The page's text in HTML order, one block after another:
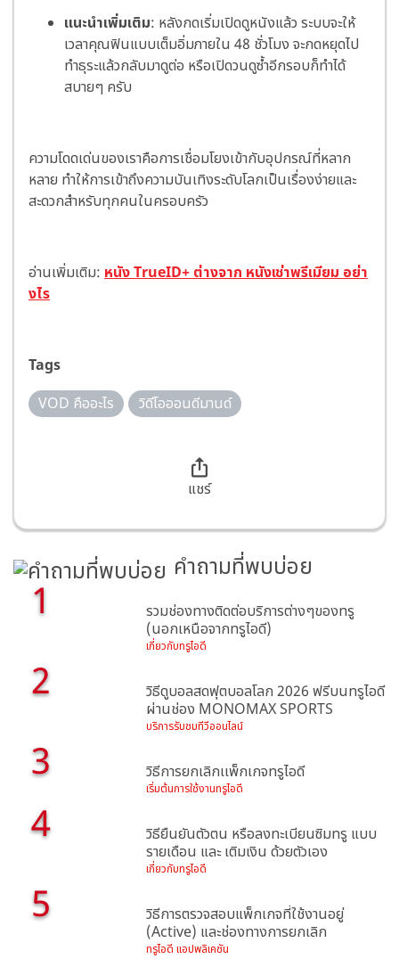
แนะนำเพิ่มเติม: หลังกดเริ่มเปิดดูหนังแล้ว ระบบจะให้
เวลาคุณฟินแบบเต็มอิ่มภายใน 48 ชั่วโมง จะกดหยุดไป
ทำธุระแล้วกลับมาดูต่อ หรือเปิดวนดูซ้ำอีกรอบก็ทำได้
สบายๆ ครับ
ความโดดเด่นของเราคือการเชื่อมโยงเข้ากับอุปกรณ์ที่หลาก
หลาย ทำให้การเข้าถึงความบันเทิงระดับโลกเป็นเรื่องง่ายและ
สะดวกสำหรับทุกคนในครอบครัว
อ่านเพิ่มเติม: หนัง TrueID+ ต่างจาก หนังเช่าพรีเมียม อย่า
งไร
Tags
VOD คืออะไร
วิดีโอออนดีมานด์
แชร์
คำถามที่พบบ่อย
1
รวมช่องทางติดต่อบริการต่างๆของทรู
(นอกเหนือจากทรูไอดี)
เกี่ยวกับทรูไอดี
2
วิธีดูบอลสดฟุตบอลโลก 2026 ฟรีบนทรูไอดี
ผ่านช่อง MONOMAX SPORTS
บริการรับชมทีวีออนไลน์
3 วิธีการยกเลิกเเพ็กเกจทรูไอดี
เริ่มต้นการใช้งานทรูไอดี
4
วิธียืนยันตัวตน หรือลงทะเบียนซิมทรู แบบ
รายเดือน และ เติมเงิน ด้วยตัวเอง
เกี่ยวกับทรูไอดี
5
วิธีการตรวจสอบแพ็กเกจที่ใช้งานอยู่
(Active) และช่องทางการยกเลิก
ทรูไอดี แอปพลิเคชัน